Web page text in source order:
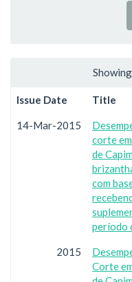
Issue Date Title
14-Mar-2015
corte
de
com
período
2015
Corte